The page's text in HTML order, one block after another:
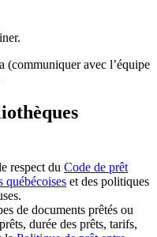
(communiquer avec l’équipe
respect du Code de prêt
québécoises et des politiques
de documents prêtés ou
durée des prêts, tarifs,